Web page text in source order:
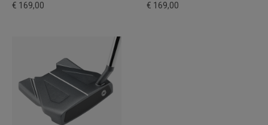
€ 169,00 € 169,00